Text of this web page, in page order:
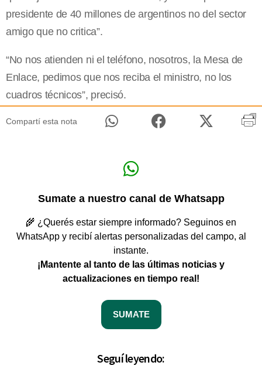
presidente de 40 millones de argentinos no del sector
amigo que no critica”.
“No nos atienden ni el teléfono, nosotros, la Mesa de
Enlace, pedimos que nos reciba el ministro, no los
cuadros técnicos”, precisó.
Compartí esta nota
Sumate a nuestro canal de Whatsapp
🌾 ¿Querés estar siempre informado? Seguinos en
WhatsApp y recibí alertas personalizadas del campo, al
instante.
¡Mantente al tanto de las últimas noticias y
actualizaciones en tiempo real!
SUMATE
Seguí leyendo: